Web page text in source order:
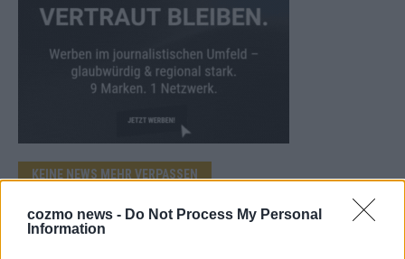
cozmo news - Do Not Process My Personal
Information
KEINE NEWS MEHR VERPASSEN